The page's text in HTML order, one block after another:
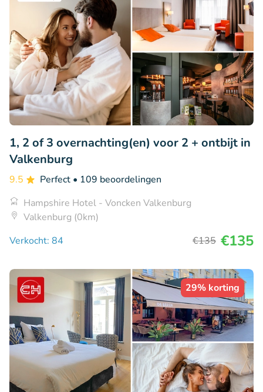
1, 2 of 3 overnachting(en) voor 2 + ontbijt in
Valkenburg
9.5 Perfect • 109 beoordelingen
Hampshire Hotel - Voncken Valkenburg
Valkenburg (0km)
Verkocht: 84
€135 €135
29% korting